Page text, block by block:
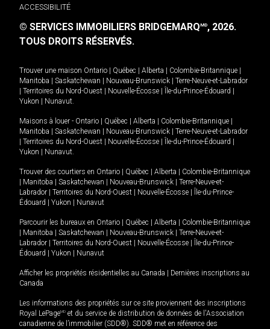
ACCESSIBILITÉ
© SERVICES IMMOBILIERS BRIDGEMARQMD, 2026.
TOUS DROITS RÉSERVÉS.
Trouver une maison Ontario Québec Alberta Colombie-Britannique
Manitoba
Saskatchewan Nouveau-Brunswick
Terre-Neuve-et-Labrador
Territoires du Nord-Ouest Nouvelle-Écosse Île-du-Prince-Édouard
Yukon
Nunavut.
Maisons à louer - Ontario Québec Alberta Colombie-Britannique
Manitoba
Saskatchewan Nouveau-Brunswick
Terre-Neuve-et-Labrador
Territoires du Nord-Ouest Nouvelle-Écosse Île-du-Prince-Édouard
Yukon
Nunavut.
Trouver des courtiers en Ontario Québec Alberta
Colombie-Britannique
Manitoba Saskatchewan Nouveau-Brunswick
Terre-Neuve-et-
Labrador
Territoires du Nord-Ouest Nouvelle-Écosse
Île-du-Prince-
Édouard
Yukon Nunavut
Parcourir les bureaux en Ontario Québec Alberta
Colombie-Britannique
Manitoba Saskatchewan Nouveau-Brunswick
Terre-Neuve-et-
Labrador
Territoires du Nord-Ouest Nouvelle-Écosse
Île-du-Prince-
Édouard
Yukon Nunavut
Afficher les propriétés résidentielles au Canada
Dernières inscriptions au
Canada
Les informations des propriétés sur ce site proviennent des inscriptions
Royal LePageMD et du service de distribution de données de l'Association
canadienne de l’immobilier (SDD®). SDD® met en référence des